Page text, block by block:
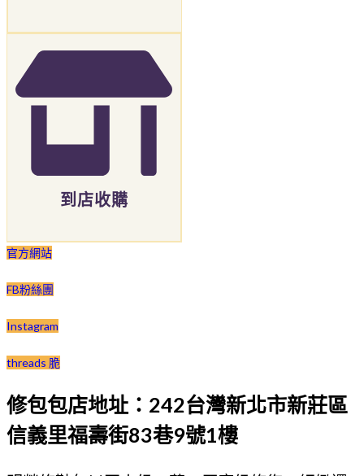
到店收購
官方網站
FB粉絲團
Instagram
threads 脆
修包包店地址：242台灣新北市新莊區
信義里福壽街83巷9號1樓